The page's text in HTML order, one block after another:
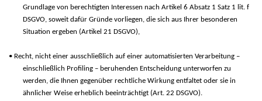
Grundlage von berechtigten Interessen nach Artikel 6 Absatz 1 Satz 1 lit. f
DSGVO, soweit dafür Gründe vorliegen, die sich aus Ihrer besonderen
Situation ergeben (Artikel 21 DSGVO),
• Recht, nicht einer ausschließlich auf einer automatisierten Verarbeitung –
einschließlich Profiling – beruhenden Entscheidung unterworfen zu
werden, die Ihnen gegenüber rechtliche Wirkung entfaltet oder sie in
ähnlicher Weise erheblich beeinträchtigt (Art. 22 DSGVO).